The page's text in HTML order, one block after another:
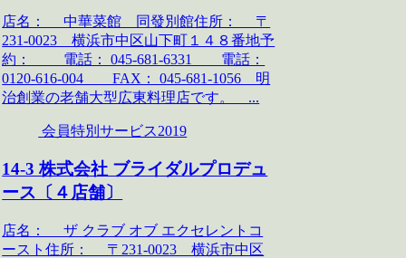
店名： 中華菜館 同發別館住所： 〒
231-0023 横浜市中区山下町１４８番地予
約： 電話： 045-681-6331 電話：
0120-616-004 FAX： 045-681-1056 明
治創業の老舗大型広東料理店です。 ...
会員特別サービス2019
14-3 株式会社 ブライダルプロデュ
ース〔４店舗〕
店名： ザ クラブ オブ エクセレントコ
ースト住所： 〒231-0023 横浜市中区